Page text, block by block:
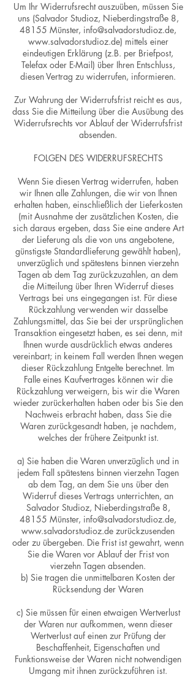
Um Ihr Widerrufsrecht auszuüben, müssen Sie
uns (Salvador Studioz, Nieberdingstraße 8,
48155 Münster, info@salvadorstudioz.de,
www.salvadorstudioz.de) mittels einer
eindeutigen Erklärung (z.B. per Briefpost,
Telefax oder E-Mail) über Ihren Entschluss,
diesen Vertrag zu widerrufen, informieren.
Zur Wahrung der Widerrufsfrist reicht es aus,
dass Sie die Mitteilung über die Ausübung des
Widerrufsrechts vor Ablauf der Widerrufsfrist
absenden.
FOLGEN DES WIDERRUFSRECHTS
Wenn Sie diesen Vertrag widerrufen, haben
wir Ihnen alle Zahlungen, die wir von Ihnen
erhalten haben, einschließlich der Lieferkosten
(mit Ausnahme der zusätzlichen Kosten, die
sich daraus ergeben, dass Sie eine andere Art
der Lieferung als die von uns angebotene,
günstigste Standardlieferung gewählt haben),
unverzüglich und spätestens binnen vierzehn
Tagen ab dem Tag zurückzuzahlen, an dem
die Mitteilung über Ihren Widerruf dieses
Vertrags bei uns eingegangen ist. Für diese
Rückzahlung verwenden wir dasselbe
Zahlungsmittel, das Sie bei der ursprünglichen
Transaktion eingesetzt haben, es sei denn, mit
Ihnen wurde ausdrücklich etwas anderes
vereinbart; in keinem Fall werden Ihnen wegen
dieser Rückzahlung Entgelte berechnet. Im
Falle eines Kaufvertrages können wir die
Rückzahlung verweigern, bis wir die Waren
wieder zurückerhalten haben oder bis Sie den
Nachweis erbracht haben, dass Sie die
Waren zurückgesandt haben, je nachdem,
welches der frühere Zeitpunkt ist.
a) Sie haben die Waren unverzüglich und in
jedem Fall spätestens binnen vierzehn Tagen
ab dem Tag, an dem Sie uns über den
Widerruf dieses Vertrags unterrichten, an
Salvador Studioz, Nieberdingstraße 8,
48155 Münster, info@salvadorstudioz.de,
www.salvadorstudioz.de zurückzusenden
oder zu übergeben. Die Frist ist gewahrt, wenn
Sie die Waren vor Ablauf der Frist von
vierzehn Tagen absenden.
b) Sie tragen die unmittelbaren Kosten der
Rücksendung der Waren
c) Sie müssen für einen etwaigen Wertverlust
der Waren nur aufkommen, wenn dieser
Wertverlust auf einen zur Prüfung der
Beschaffenheit, Eigenschaften und
Funktionsweise der Waren nicht notwendigen
Umgang mit ihnen zurückzuführen ist.